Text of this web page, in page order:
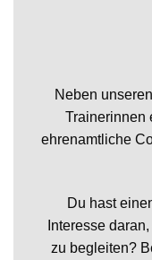
Neben
Trainerinnen
ehrenamtliche
Du hast
Interesse
zu begleiten?